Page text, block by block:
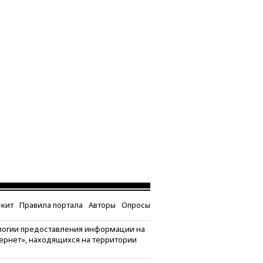
Правила портала Авторы Опросы
предоставления информации на
находящихся на территории